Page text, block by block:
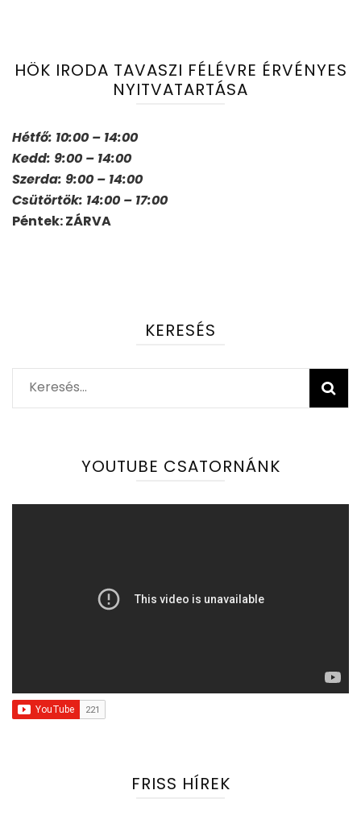
HÖK IRODA TAVASZI FÉLÉVRE ÉRVÉNYES
NYITVATARTÁSA
Hétfő: 10:00 – 14:00
Kedd: 9:00 – 14:00
Szerda: 9:00 – 14:00
Csütörtök: 14:00 – 17:00
Péntek: ZÁRVA
KERESÉS
Keresés:
YOUTUBE CSATORNÁNK
FRISS HÍREK